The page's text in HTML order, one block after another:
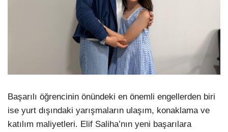
Başarılı öğrencinin önündeki en önemli engellerden biri
ise yurt dışındaki yarışmaların ulaşım, konaklama ve
katılım maliyetleri. Elif Saliha’nın yeni başarılara